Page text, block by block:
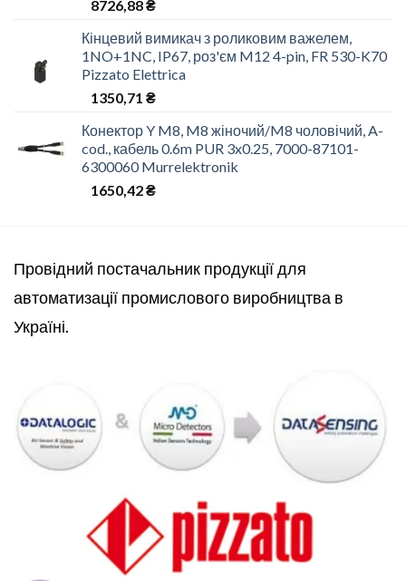
8726,88₴
Кінцевий вимикач з роликовим важелем,
1NO+1NC, IP67, роз'єм M12 4-pin, FR 530-K70
Pizzato Elettrica
1350,71 ₴
Конектор Y M8, M8 жіночий/M8 чоловічий, A-
cod., кабель 0.6m PUR 3x0.25, 7000-87101-
6300060 Murrelektronik
1650,42₴
Провідний постачальник продукції для
автоматизації промислового виробництва в
Україні.